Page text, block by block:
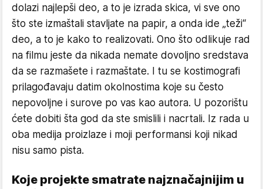
dolazi najlepši deo, a to je izrada skica, vi sve ono
što ste izmaštali stavljate na papir, a onda ide „teži“
deo, a to je kako to realizovati. Ono što odlikuje rad
na filmu jeste da nikada nemate dovoljno sredstava
da se razmašete i razmaštate. I tu se kostimografi
prilagođavaju datim okolnostima koje su često
nepovoljne i surove po vas kao autora. U pozorištu
ćete dobiti šta god da ste smislili i nacrtali. Iz rada u
oba medija proizlaze i moji performansi koji nikad
nisu samo pista.
Koje projekte smatrate najznačajnijim u